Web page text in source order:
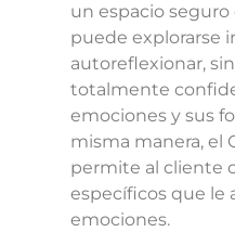
un espacio
puede explorarse
autoreflexionar,
totalmente
emociones y sus
misma manera, el
permite al cliente
específicos que le
emociones.